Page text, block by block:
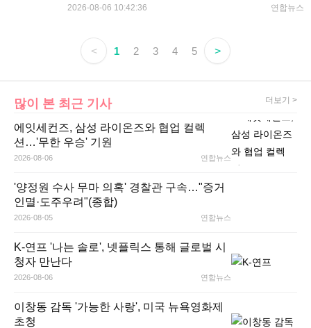
2026-08-06 10:42:36 연합뉴스
< 1 2 3 4 5 >
많이 본 최근 기사 더보기 >
에잇세컨즈, 삼성 라이온즈와 협업 컬렉
션…'무한 우승' 기원
2026-08-06 연합뉴스
'양정원 수사 무마 의혹' 경찰관 구속…"증거
인멸·도주우려"(종합)
2026-08-05 연합뉴스
K-연프 '나는 솔로', 넷플릭스 통해 글로벌 시
청자 만난다
2026-08-06 연합뉴스
이창동 감독 '가능한 사랑', 미국 뉴욕영화제
초청